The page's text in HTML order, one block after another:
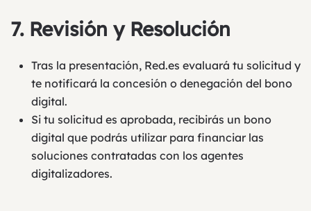
7. Revisión y Resolución
Tras la presentación, Red.es evaluará tu solicitud y
te notificará la concesión o denegación del bono
digital.
Si tu solicitud es aprobada, recibirás un bono
digital que podrás utilizar para financiar las
soluciones contratadas con los agentes
digitalizadores.